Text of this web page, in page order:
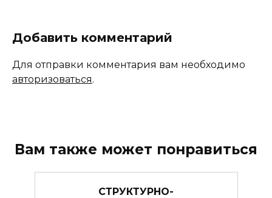
Добавить комментарий
Для отправки комментария вам необходимо
авторизоваться.
Вам также может понравиться
СТРУКТУРНО-